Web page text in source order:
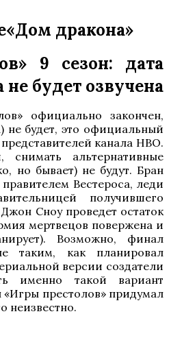
дракона»
9 сезон: дата
будет озвучена
официально закончен,
не будет, это официальный
канала HBO.
снимать альтернативные
но бывает) не будут. Бран
Вестероса, леди
получившего
Сноу проведет остаток
мертвецов повержена и
Возможно, финал
таким, как планировал
версии создатели
именно такой вариант
престолов» придумал
неизвестно.